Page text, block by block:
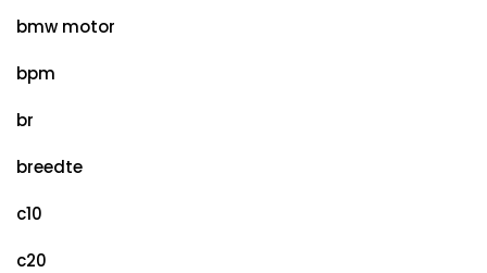
bmw motor
bpm
br
breedte
c10
c20